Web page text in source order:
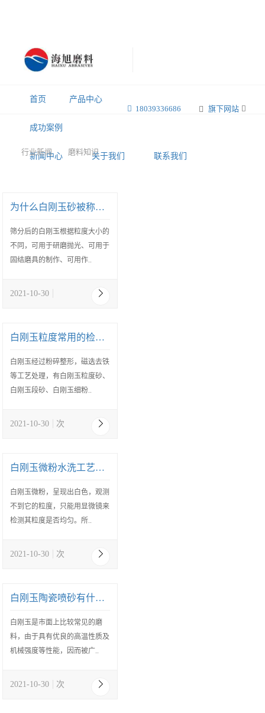
旗下网站
18039336686
首页 产品中心
成功案例
新闻中心 关于我们 联系我们
行业新闻 磨料知识
为什么白刚玉砂被称为精密铸造砂
筛分后的白刚玉根据粒度大小的
不同，可用于研磨抛光、可用于
固结磨具的制作、可用作..
2021-10-30
白刚玉粒度常用的检测方法
白刚玉经过粉碎整形，磁选去铁
等工艺处理，有白刚玉粒度砂、
白刚玉段砂、白刚玉细粉..
2021-10-30 次
白刚玉微粉水洗工艺有什么作用
白刚玉微粉，呈现出白色，观测
不到它的粒度，只能用显微镜来
检测其粒度是否均匀。所..
2021-10-30 次
白刚玉陶瓷喷砂有什么要求
白刚玉是市面上比较常见的磨
料，由于具有优良的高温性质及
机械强度等性能，因而被广..
2021-10-30 次